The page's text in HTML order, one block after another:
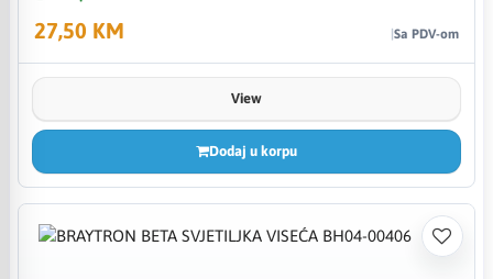
27,50 KM Sa PDV-om
View
Dodaj u korpu